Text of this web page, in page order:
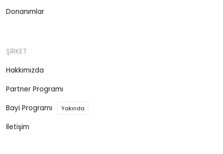
Donanımlar
ŞİRKET
Hakkımızda
Partner Programı
Bayi Programı
Yakında
İletişim